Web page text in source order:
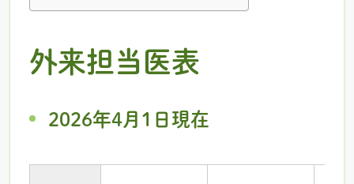
外来担当医表
2026年4月1日現在